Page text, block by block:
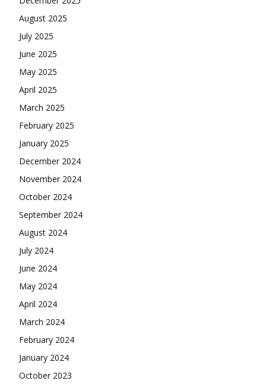
August 2025
July 2025
June 2025
May 2025
April 2025
March 2025
February 2025
January 2025
December 2024
November 2024
October 2024
September 2024
August 2024
July 2024
June 2024
May 2024
April 2024
March 2024
February 2024
January 2024
October 2023